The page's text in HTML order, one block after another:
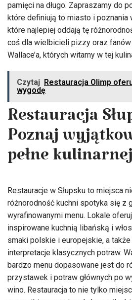
pamięci na długo. Zapraszamy do
które definiują to miasto i poznania
które najlepiej oddają tę
coś dla wielbicieli pizzy oraz
Wallace’a, których witamy w tej
Czytaj Restauracja Olimp
wygodę
Restauracja
Poznaj
pełne
Restauracje w Słupsku to miejsca
różnorodność kuchni spotyka się z
wyrafinowanymi menu. Lokale
inspirowane kuchnią libańską i
smaki polskie i europejskie, a
interpretacje klasycznych potraw.
bardzo menu dopasowane jest do
przystawek i potraw głównych po
wino. Restauracja to nie tylko